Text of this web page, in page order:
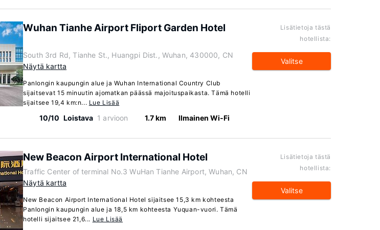
Wuhan Tianhe Airport Fliport Garden Hotel
South 3rd Rd, Tianhe St., Huangpi Dist., Wuhan, 430000, CN
Näytä kartta
Panlongin kaupungin alue ja Wuhan International Country Club
sijaitsevat 15 minuutin ajomatkan päässä majoituspaikasta. Tämä hotelli
sijaitsee 19,4 km:n... Lue Lisää
10/10 Loistava 1 arvioon 1.7 km Ilmainen Wi-Fi
Lisätietoja tästä
hotellista:
Valitse
New Beacon Airport International Hotel
Traffic Center of terminal No.3 WuHan Tianhe Airport, Wuhan, CN
Näytä kartta
New Beacon Airport International Hotel sijaitsee 15,3 km kohteesta
Panlongin kaupungin alue ja 18,5 km kohteesta Yuquan-vuori. Tämä
hotelli sijaitsee 21,6... Lue Lisää
Lisätietoja tästä
hotellista:
Valitse